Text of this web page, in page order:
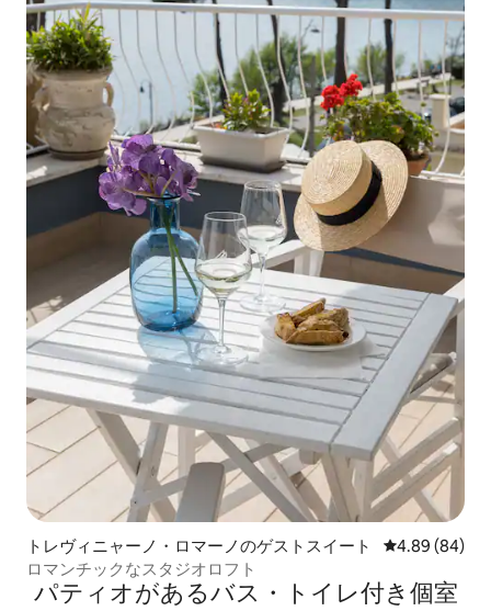
トレヴィニャーノ・ロマーノのゲストスイート レビュー84件
4.89 (84)
ロマンチックなスタジオロフト
パティオがあるバス・トイレ付き個室